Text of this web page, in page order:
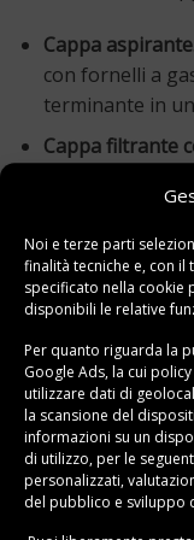
Noi e terze parti
finalità tecniche e, con il
specificato nella cookie
disponibili le relative
Per quanto riguarda la
Google Ads, la cui
utilizzare dati di
la scansione del
informazioni su un
di utilizzo, per le
personalizzati,
del pubblico e sviluppo
Cappa aspirante
con fornelli a
terminante in
Cappa filtrante
cappa da
nelle quali non
l’esterno.
Nellecappe di tipo
capace di
un’ora. In termini
aspirante che
Al momento
aspirazione viene
potenzadel